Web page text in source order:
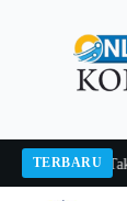
TERBARU
Tak